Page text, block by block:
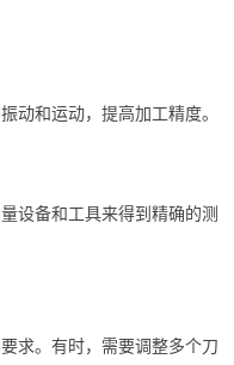
动和运动，提高加工精度。
设备和工具来得到精确的测
求。有时，需要调整多个刀